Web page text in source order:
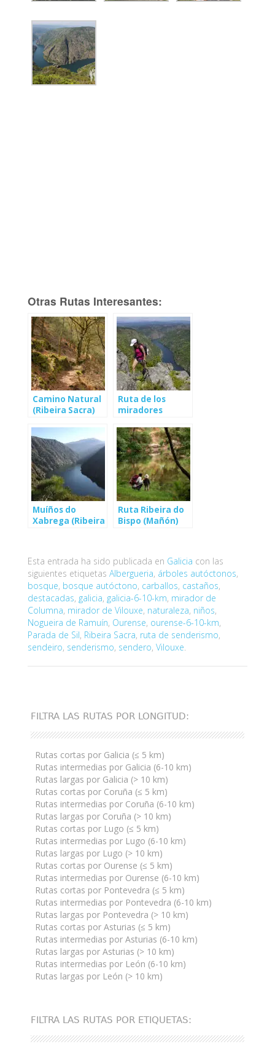
Otras Rutas Interesantes:
Camino Natural
(Ribeira Sacra)
Ruta de los
miradores
Muíños do
Xabrega (Ribeira
Ruta Ribeira do
Bispo (Mañón)
Esta entrada ha sido publicada en Galicia con las
siguientes etiquetas Albergueria, árboles autóctonos,
bosque, bosque autóctono, carballos, castaños,
destacadas, galicia, galicia-6-10-km, mirador de
Columna, mirador de Vilouxe, naturaleza, niños,
Nogueira de Ramuín, Ourense, ourense-6-10-km,
Parada de Sil, Ribeira Sacra, ruta de senderismo,
sendeiro, senderismo, sendero, Vilouxe.
FILTRA LAS RUTAS POR LONGITUD:
Rutas cortas por Galicia (≤ 5 km)
Rutas intermedias por Galicia (6-10 km)
Rutas largas por Galicia (> 10 km)
Rutas cortas por Coruña (≤ 5 km)
Rutas intermedias por Coruña (6-10 km)
Rutas largas por Coruña (> 10 km)
Rutas cortas por Lugo (≤ 5 km)
Rutas intermedias por Lugo (6-10 km)
Rutas largas por Lugo (> 10 km)
Rutas cortas por Ourense (≤ 5 km)
Rutas intermedias por Ourense (6-10 km)
Rutas cortas por Pontevedra (≤ 5 km)
Rutas intermedias por Pontevedra (6-10 km)
Rutas largas por Pontevedra (> 10 km)
Rutas cortas por Asturias (≤ 5 km)
Rutas intermedias por Asturias (6-10 km)
Rutas largas por Asturias (> 10 km)
Rutas intermedias por León (6-10 km)
Rutas largas por León (> 10 km)
FILTRA LAS RUTAS POR ETIQUETAS: